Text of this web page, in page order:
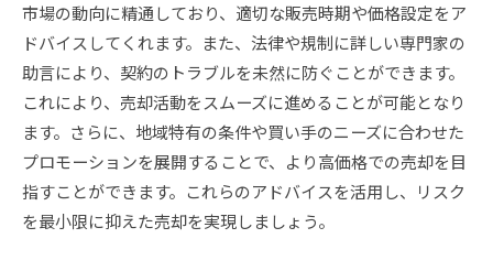
市場の動向に精通しており、適切な販売時期や価格設定をア
ドバイスしてくれます。また、法律や規制に詳しい専門家の
助言により、契約のトラブルを未然に防ぐことができます。
これにより、売却活動をスムーズに進めることが可能となり
ます。さらに、地域特有の条件や買い手のニーズに合わせた
プロモーションを展開することで、より高価格での売却を目
指すことができます。これらのアドバイスを活用し、リスク
を最小限に抑えた売却を実現しましょう。